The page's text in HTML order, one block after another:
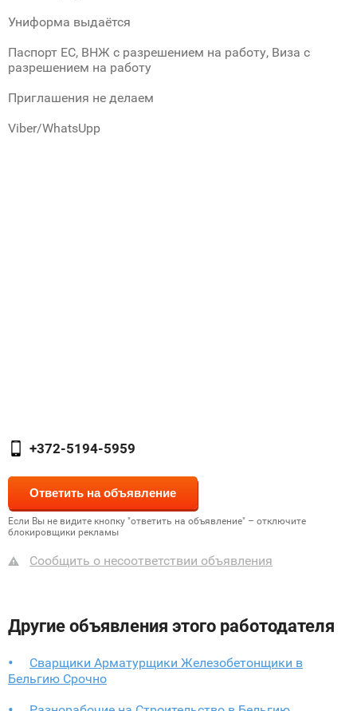
Униформа выдаётся
Паспорт ЕС, ВНЖ с разрешением на работу, Виза с
разрешением на работу
Приглашения не делаем
Viber/WhatsUpp
+372-5194-5959
Если Вы не видите кнопку "ответить на объявление" – отключите
блокировщики рекламы
Сообщить о несоответствии объявления
Другие объявления этого работодателя
Сварщики Арматурщики Железобетонщики в
Бельгию Срочно